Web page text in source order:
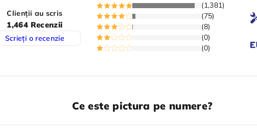
Clienții au scris
1,464 Recenzii
Scrieți o recenzie
(1,381)
(75)
(8)
(0)
(0)
Ce este pictura pe numere?